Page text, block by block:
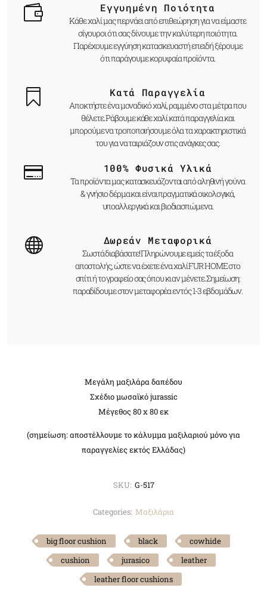
Εγγυημένη Ποιότητα
Κάθε χαλί μας περνάει από επιθεώρηση για να είμαστε
σίγουροι ότι σας δίνουμε την καλύτερη ποιότητα.
Παρέχουμε εγγύηση κατασκευαστή επειδή ξέρουμε
ότι παράγουμε κορυφαία προϊόντα.
Κατά Παραγγελία
Αποκτήστε ένα μοναδικό χαλί, ραμμένο στα μέτρα που
θέλετε. Ράβουμε κάθε χαλί κατά παραγγελία και
μπορούμε να τροποποιήσουμε όλα τα χαρακτηριστικά
του για να ταιριάζουν στις ανάγκες σας.
100% Φυσικά Υλικά
Τα προϊόντα μας κατασκευάζονται από αληθινή γούνα
& γνήσιο δέρμα και είναι πραγματικά οικολογικά,
υποαλλεργικά και βιοδιασπώμενα.
Δωρεάν Μεταφορικά
Σωστά διαβάσατε! Πληρώνουμε εμείς τα έξοδα
αποστολής, ώστε να έχετε ένα χαλί FUR HOME στο
σπίτι ή το γραφείο σας όπου κι αν μένετε. Σημείωση:
παραδίδουμε στον μεταφορέα εντός 1-3 εβδομάδων.
Μεγάλη μαξιλάρα δαπέδου
Σχέδιο μωσαϊκό jurassic
Μέγεθος 80 x 80 εκ
(σημείωση: αποστέλλουμε το κάλυμμα μαξιλαριού μόνο για
παραγγελίες εκτός Ελλάδας)
SKU: G-517
Categories: Μαξιλάρια
big floor cushion black
cowhide
cushion
jurasico
leather
leather floor cushions